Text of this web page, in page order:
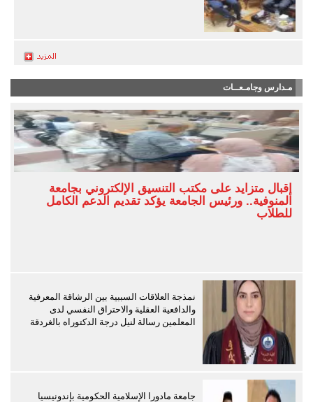
مـدارس وجامـعــات
إقبال متزايد على مكتب التنسيق الإلكتروني بجامعة
المنوفية.. ورئيس الجامعة يؤكد تقديم الدعم الكامل
للطلاب
نمذجة العلاقات السببية بين الرشاقة المعرفية
والدافعية العقلية والاحتراق النفسي لدى
المعلمين رسالة لنيل درجة الدكتوراه بالغردقة
جامعة مادورا الإسلامية الحكومية بإندونيسيا